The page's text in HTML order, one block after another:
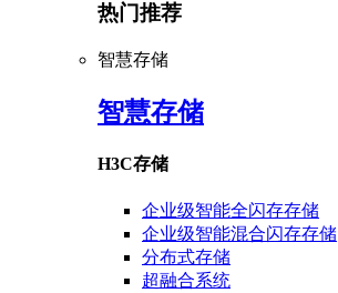
热门推荐
智慧存储
智慧存储
H3C存储
企业级智能全闪存存储
企业级智能混合闪存存储
分布式存储
超融合系统